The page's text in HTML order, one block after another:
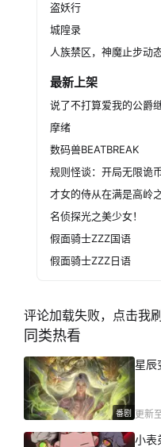
盗妖行
城隍录
人族禁区，神魔止步动
最新上架
说了不打算爱我的公爵
摩绪
数码兽BEATBREAK
规则怪谈：开局无限诡
名侦探光之美少女！
假面骑士ZZZ国语
假面骑士ZZZ日语
评论加载失败，点击我
同类热看
番剧
星辰
更新
小表